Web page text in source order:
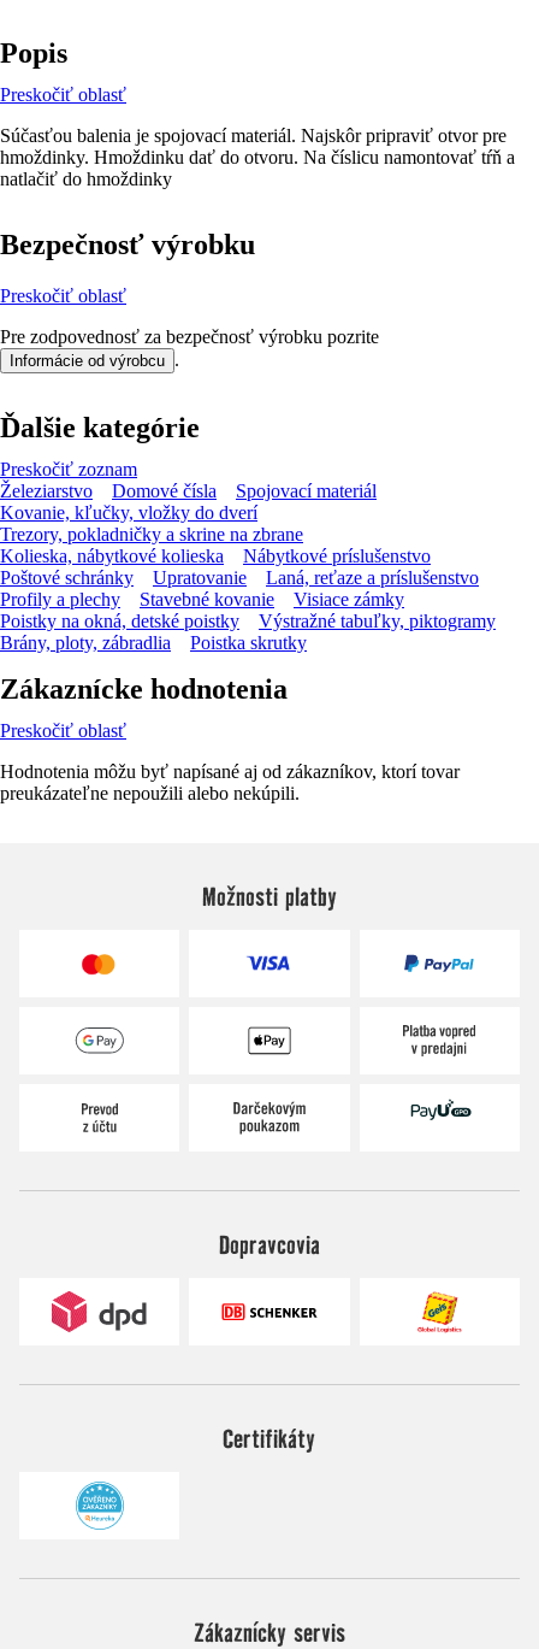
Popis
Preskočiť oblasť
Súčasťou balenia je spojovací materiál. Najskôr pripraviť otvor pre
hmoždinky. Hmoždinku dať do otvoru. Na číslicu namontovať tŕň a
natlačiť do hmoždinky
Bezpečnosť výrobku
Preskočiť oblasť
Pre zodpovednosť za bezpečnosť výrobku pozrite
Informácie od výrobcu .
Ďalšie kategórie
Preskočiť zoznam
Železiarstvo
Domové čísla
Spojovací materiál
Kovanie, kľučky, vložky do dverí
Trezory, pokladničky a skrine na zbrane
Kolieska, nábytkové kolieska
Nábytkové príslušenstvo
Poštové schránky
Upratovanie
Laná, reťaze a príslušenstvo
Profily a plechy
Stavebné kovanie
Visiace zámky
Poistky na okná, detské poistky
Výstražné tabuľky, piktogramy
Brány, ploty, zábradlia
Poistka skrutky
Zákaznícke hodnotenia
Preskočiť oblasť
Hodnotenia môžu byť napísané aj od zákazníkov, ktorí tovar
preukázateľne nepoužili alebo nekúpili.
Možnosti platby
Dopravcovia
Certifikáty
Zákaznícky servis